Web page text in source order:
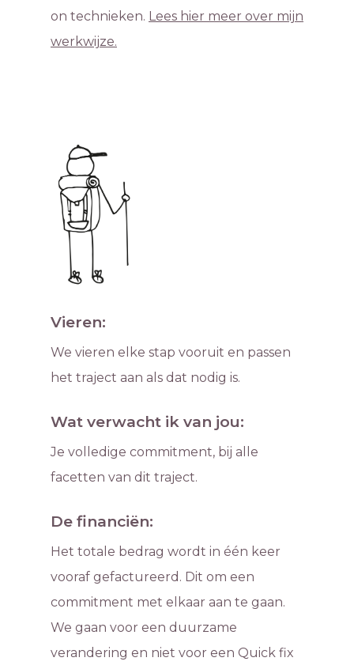
on technieken. Lees hier meer over mijn
werkwijze.
Vieren:
We vieren elke stap vooruit en passen
het traject aan als dat nodig is.
Wat verwacht ik van jou:
Je volledige commitment, bij alle
facetten van dit traject.
De financiën:
Het totale bedrag wordt in één keer
vooraf gefactureerd. Dit om een
commitment met elkaar aan te gaan.
We gaan voor een duurzame
verandering en niet voor een Quick fix